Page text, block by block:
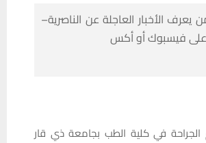
الأخبار العاجلة عن الناصرية–
على فيسبوك أو أكس
الجراحة في كلية الطب بجامعة ذي قار